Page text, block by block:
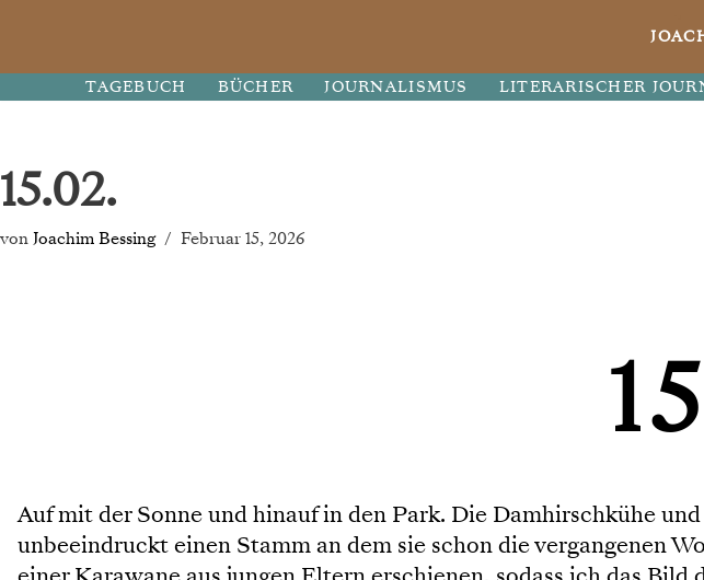
TAGEBUCH BÜCHER JOURNALISMUS LITERARISCHER
15.02.
vonJoachim Bessing Februar 15, 2026
Auf mit der Sonne und hinauf in den Park. Die Damhirschkühe
unbeeindruckt einen Stamm an dem sie schon die vergangenen